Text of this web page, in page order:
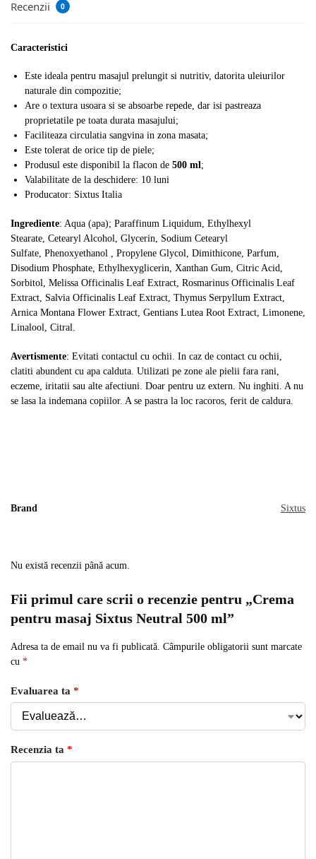
Recenzii 0
Caracteristici
Este ideala pentru masajul prelungit si nutritiv, datorita uleiurilor
naturale din compozitie;
Are o textura usoara si se absoarbe repede, dar isi pastreaza
proprietatile pe toata durata masajului;
Faciliteaza circulatia sangvina in zona masata;
Este tolerat de orice tip de piele;
Produsul este disponibil la flacon de 500 ml;
Valabilitate de la deschidere: 10 luni
Producator: Sixtus Italia
Ingrediente: Aqua (apa); Paraffinum Liquidum, Ethylhexyl
Stearate, Cetearyl Alcohol, Glycerin, Sodium Cetearyl
Sulfate, Phenoxyethanol , Propylene Glycol, Dimithicone, Parfum,
Disodium Phosphate, Ethylhexyglicerin, Xanthan Gum, Citric Acid,
Sorbitol, Melissa Officinalis Leaf Extract, Rosmarinus Officinalis Leaf
Extract, Salvia Officinalis Leaf Extract, Thymus Serpyllum Extract,
Arnica Montana Flower Extract, Gentians Lutea Root Extract, Limonene,
Linalool, Citral.
Avertismente: Evitati contactul cu ochii. In caz de contact cu ochii,
clatiti abundent cu apa calduta. Utilizati pe zone ale pielii fara rani,
eczeme, iritatii sau alte afectiuni. Doar pentru uz extern. Nu inghiti. A nu
se lasa la indemana copiilor. A se pastra la loc racoros, ferit de caldura.
Brand Sixtus
Nu există recenzii până acum.
Fii primul care scrii o recenzie pentru „Crema
pentru masaj Sixtus Neutral 500 ml”
Adresa ta de email nu va fi publicată. Câmpurile obligatorii sunt marcate
cu *
Evaluarea ta *
Recenzia ta *